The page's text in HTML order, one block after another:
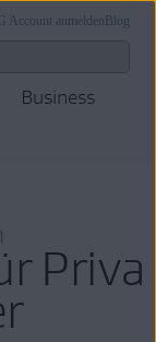
Blog
Account anmelden
Business
Priva